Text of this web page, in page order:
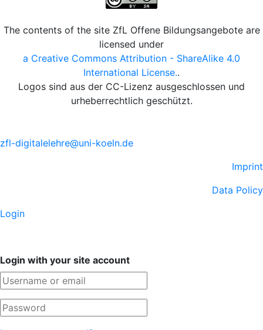
The contents of the site ZfL Offene Bildungsangebote are
licensed under
a Creative Commons Attribution - ShareAlike 4.0
International License..
Logos sind aus der CC-Lizenz ausgeschlossen und
urheberrechtlich geschützt.
zfl-digitalelehre@uni-koeln.de
Imprint
Data Policy
Login
Login with your site account